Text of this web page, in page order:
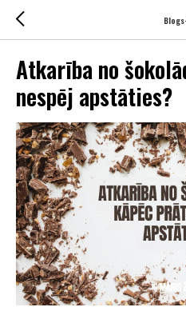
Atkarība no
nespēj apstāties?